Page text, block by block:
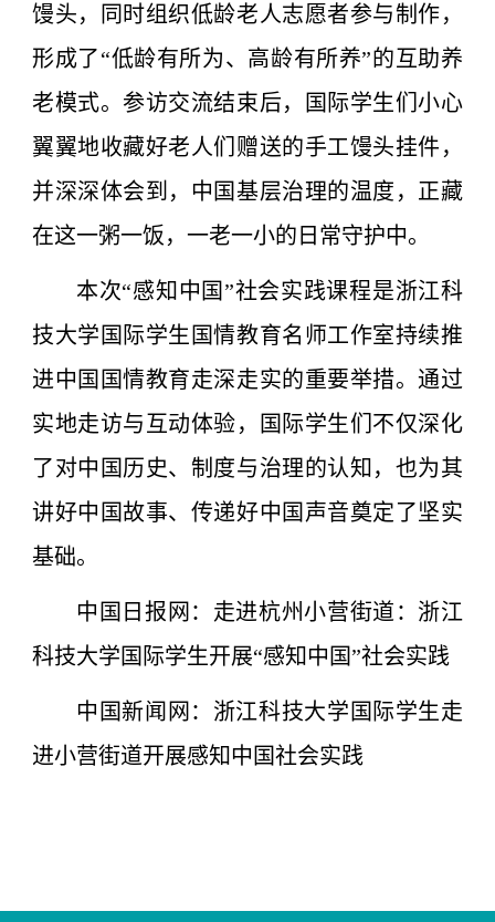
馒头，同时组织低龄老人志愿者参与制作，
形成了“低龄有所为、高龄有所养”的互助养
老模式。参访交流结束后，国际学生们小心
翼翼地收藏好老人们赠送的手工馒头挂件，
并深深体会到，中国基层治理的温度，正藏
在这一粥一饭，一老一小的日常守护中。
本次“感知中国”社会实践课程是浙江科
技大学国际学生国情教育名师工作室持续推
进中国国情教育走深走实的重要举措。通过
实地走访与互动体验，国际学生们不仅深化
了对中国历史、制度与治理的认知，也为其
讲好中国故事、传递好中国声音奠定了坚实
基础。
中国日报网：走进杭州小营街道：浙江
科技大学国际学生开展“感知中国”社会实践
中国新闻网：浙江科技大学国际学生走
进小营街道开展感知中国社会实践